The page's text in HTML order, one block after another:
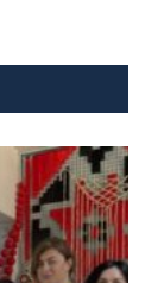
НОВИНИ
ПОДІЇ СПІЛКИ
НОВИНИ
В
НОВИНИ